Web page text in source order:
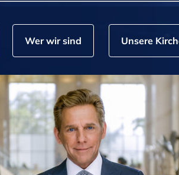
Wer wir sind Unsere